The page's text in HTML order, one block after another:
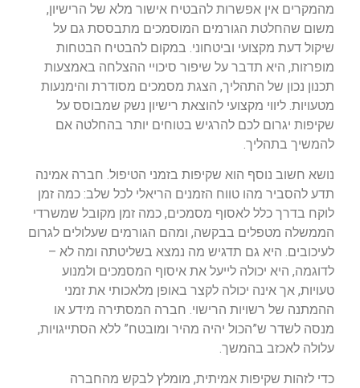
מהמקרים אין אפשרות להבטיח אישור מלא של הרישיון,
משום שהחלטת הגורמים המוסמכים מתבססת גם על
שיקול דעת מקצועי וביטחוני. במקום להבטיח הבטחות
מופרזות, היא תדבר על שיפור סיכויי ההצלחה באמצעות
תכנון נכון של התהליך, הצגת מסמכים מסודרת והימנעות
מטעויות. ליווי מקצועי להוצאת רישיון נשק שמבוסס על
שקיפות יגרום לכם להרגיש בטוחים יותר בהחלטה אם
להמשיך בתהליך.
נושא חשוב נוסף הוא שקיפות בזמני הטיפול. חברה אמינה
תדע להסביר מהו טווח הזמנים הריאלי לכל שלב: כמה זמן
לוקח בדרך כלל לאסוף מסמכים, כמה זמן מקובל שמשרדי
הממשלה מטפלים בבקשה, ומהם הגורמים שעלולים לגרום
לעיכובים. היא גם תדגיש מה נמצא בשליטתה ומה לא –
לדוגמה, היא יכולה לייעל את איסוף המסמכים ולמנוע
טעויות, אך אינה יכולה לקצר באופן מלאכותי את זמני
ההמתנה של רשויות הרישוי. חברה המסתירה מידע או
מנסה לשדר ש”הכול יהיה מהיר ומובטח” ללא הסתייגויות,
עלולה לאכזב בהמשך.
כדי לזהות שקיפות אמיתית, מומלץ לבקש מהחברה